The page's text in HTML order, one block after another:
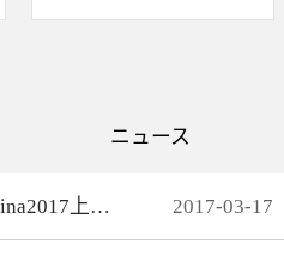
ニュース
热烈祝贺嘉铭工业VisionChina2017上海光博会完满结束 2017-03-17